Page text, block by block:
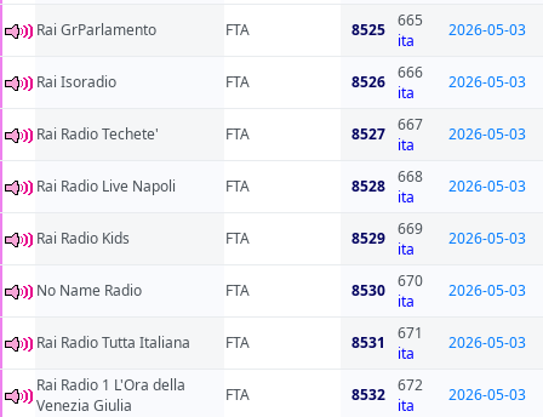
Rai GrParlamento FTA 8525 665
ita
2026-05-03
Rai Isoradio FTA 8526 666
ita
2026-05-03
Rai Radio Techete' FTA 8527 667
ita
2026-05-03
Rai Radio Live Napoli FTA 8528 668
ita
2026-05-03
Rai Radio Kids FTA 8529 669
ita
2026-05-03
No Name Radio FTA 8530 670
ita
2026-05-03
Rai Radio Tutta Italiana FTA 8531
671
ita
2026-05-03
Rai Radio 1 L'Ora della
Venezia Giulia
FTA 8532 672
ita
2026-05-03